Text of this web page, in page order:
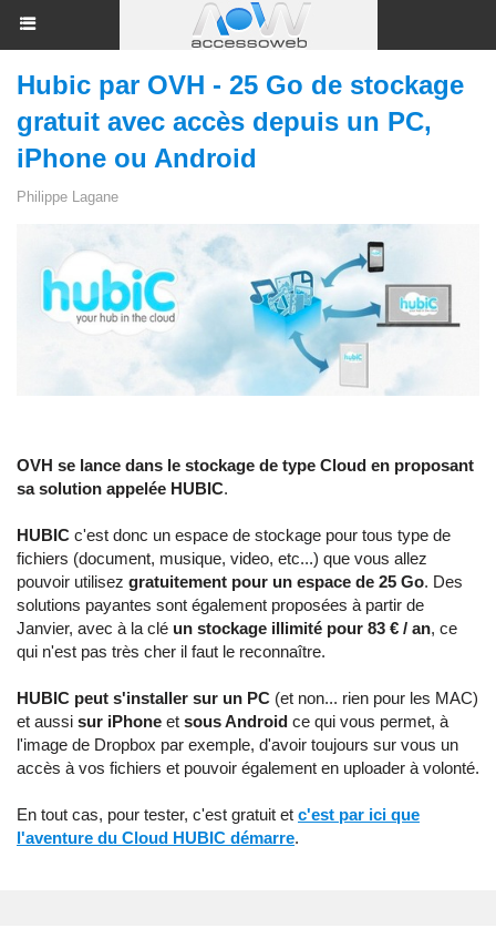
Hubic par OVH - 25 Go de stockage
gratuit avec accès depuis un PC,
iPhone ou Android
Philippe Lagane
OVH se lance dans le stockage de type Cloud en proposant
sa solution appelée HUBIC.
HUBIC c'est donc un espace de stockage pour tous type de
fichiers (document, musique, video, etc...) que vous allez
pouvoir utilisez gratuitement pour un espace de 25 Go. Des
solutions payantes sont également proposées à partir de
Janvier, avec à la clé un stockage illimité pour 83 € / an, ce
qui n'est pas très cher il faut le reconnaître.
HUBIC peut s'installer sur un PC (et non... rien pour les MAC)
et aussi sur iPhone et sous Android ce qui vous permet, à
l'image de Dropbox par exemple, d'avoir toujours sur vous un
accès à vos fichiers et pouvoir également en uploader à volonté.
En tout cas, pour tester, c'est gratuit et c'est par ici que
l'aventure du Cloud HUBIC démarre.